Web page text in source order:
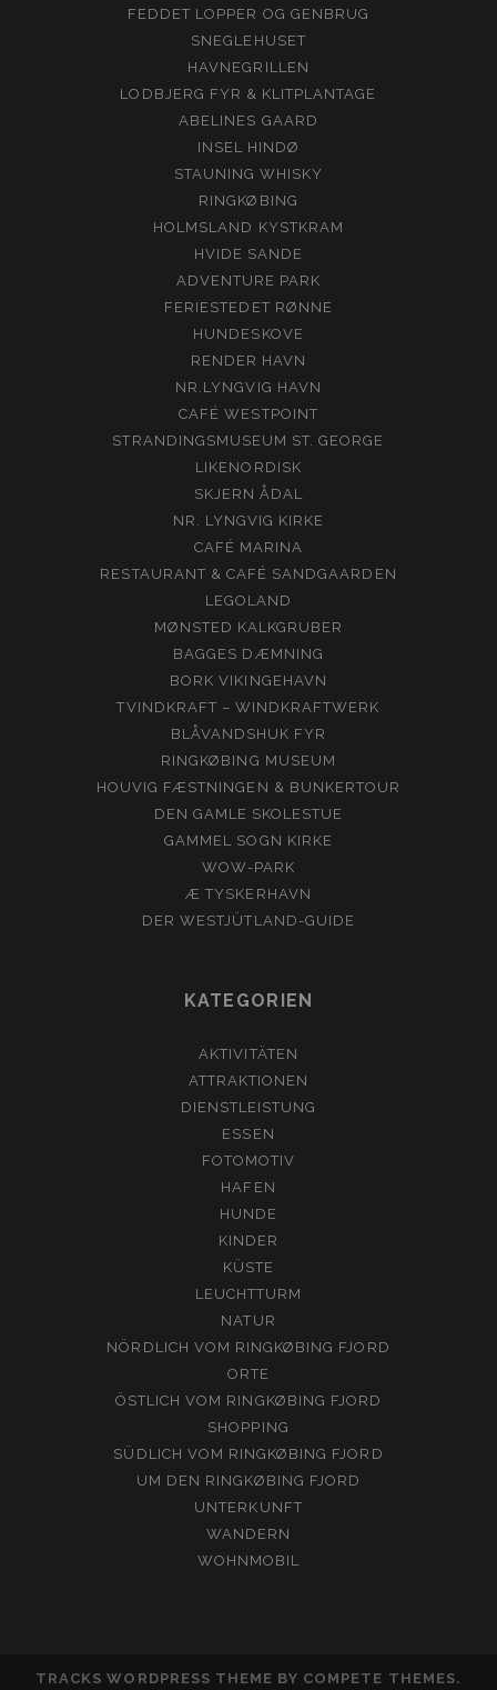
FEDDET LOPPER OG GENBRUG
SNEGLEHUSET
HAVNEGRILLEN
LODBJERG FYR & KLITPLANTAGE
ABELINES GAARD
INSEL HINDØ
STAUNING WHISKY
RINGKØBING
HOLMSLAND KYSTKRAM
HVIDE SANDE
ADVENTURE PARK
FERIESTEDET RØNNE
HUNDESKOVE
RENDER HAVN
NR.LYNGVIG HAVN
CAFÉ WESTPOINT
STRANDINGSMUSEUM ST. GEORGE
LIKENORDISK
SKJERN ÅDAL
NR. LYNGVIG KIRKE
CAFÉ MARINA
RESTAURANT & CAFÉ SANDGAARDEN
LEGOLAND
MØNSTED KALKGRUBER
BAGGES DÆMNING
BORK VIKINGEHAVN
TVINDKRAFT – WINDKRAFTWERK
BLÅVANDSHUK FYR
RINGKØBING MUSEUM
HOUVIG FÆSTNINGEN & BUNKERTOUR
DEN GAMLE SKOLESTUE
GAMMEL SOGN KIRKE
WOW-PARK
Æ TYSKERHAVN
DER WESTJÜTLAND-GUIDE
KATEGORIEN
AKTIVITÄTEN
ATTRAKTIONEN
DIENSTLEISTUNG
ESSEN
FOTOMOTIV
HAFEN
HUNDE
KINDER
KÜSTE
LEUCHTTURM
NATUR
NÖRDLICH VOM RINGKØBING FJORD
ORTE
ÖSTLICH VOM RINGKØBING FJORD
SHOPPING
SÜDLICH VOM RINGKØBING FJORD
UM DEN RINGKØBING FJORD
UNTERKUNFT
WANDERN
WOHNMOBIL
TRACKS WORDPRESS THEME BY COMPETE THEMES.